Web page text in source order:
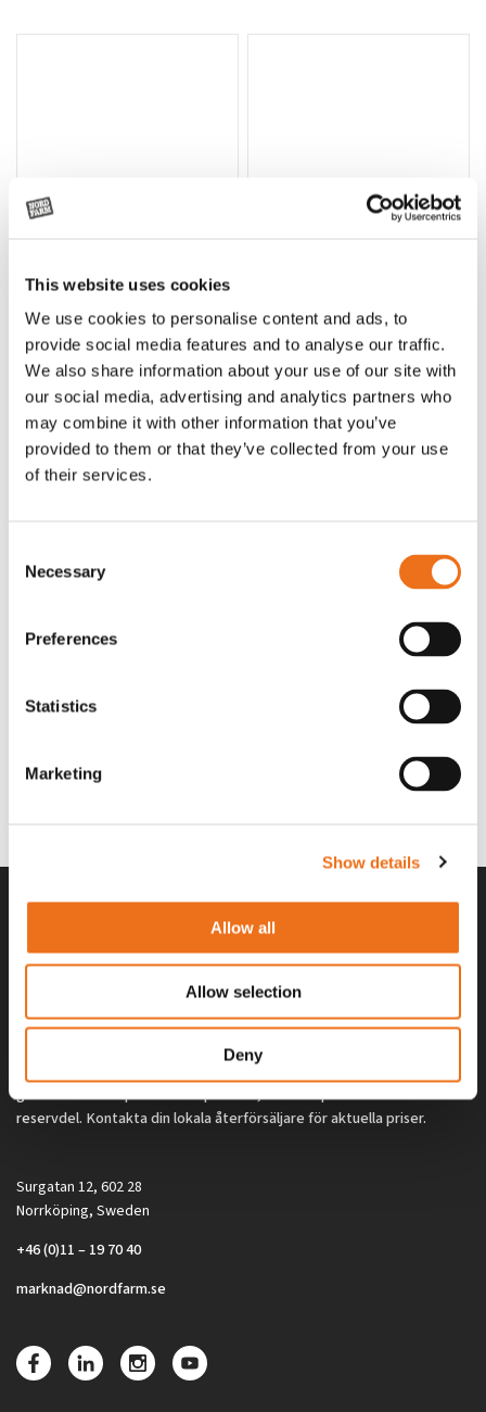
This website uses cookies
We use cookies to personalise content and ads, to
provide social media features and to analyse our traffic.
We also share information about your use of our site with
our social media, advertising and analytics partners who
may combine it with other information that you’ve
provided to them or that they’ve collected from your use
of their services.
Selection
Necessary
Preferences
Statistics
Marketing
Show details
Allow all
Allow selection
Deny
Lägg till i varukorg
T-shirt Avant barn grön 92 cm
G0007
(ex. moms)
T-shirt Avant barn grön 104-110
cm
G0010
(ex. moms)
Lägg till i varukorg
T-shirt grå xl med
T-shirt svart 2xl med avant-
Alla priser på tillbehör och tillval gäller vid köp av ny maskin. Priserna
gäller inte vid köp av enskild produkt, till exempel
reservdel. Kontakta din lokala återförsäljare för aktuella priser.
Surgatan 12, 602 28
Norrköping, Sweden
+46 (0)11 – 19 70 40
marknad@nordfarm.se